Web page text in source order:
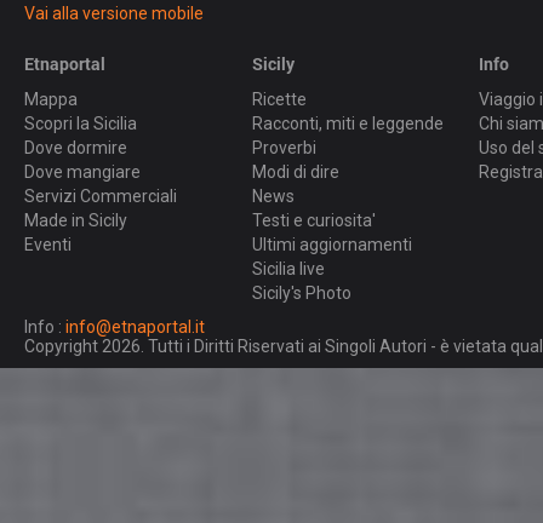
Vai alla versione mobile
Etnaportal
Mappa
Scopri la Sicilia
Dove dormire
Dove mangiare
Servizi Commerciali
Made in Sicily
Eventi
Sicily
Ricette
Racconti, miti e leggende
Proverbi
Modi di dire
News
Testi e curiosita'
Ultimi aggiornamenti
Sicilia live
Sicily's Photo
Info
Viaggio
Chi
Uso del
Info : info@etnaportal.it
Copyright 2026. Tutti i Diritti Riservati ai Singoli Autori - è vietata